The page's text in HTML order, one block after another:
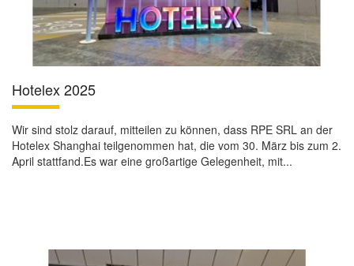
Hotelex 2025
Wir sind stolz darauf, mitteilen zu können, dass RPE SRL an der
Hotelex Shanghai teilgenommen hat, die vom 30. März bis zum 2.
April stattfand.Es war eine großartige Gelegenheit, mit...